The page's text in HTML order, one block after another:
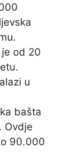
od 20
u
bašta
Ovdje
90.000